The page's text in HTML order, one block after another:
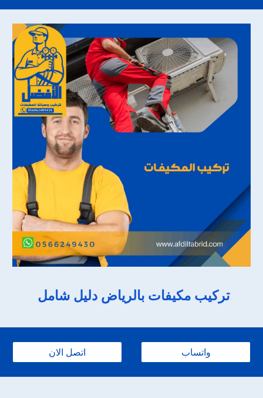
تركيب مكيفات بالرياض دليل شامل
اتصل الان واتساب